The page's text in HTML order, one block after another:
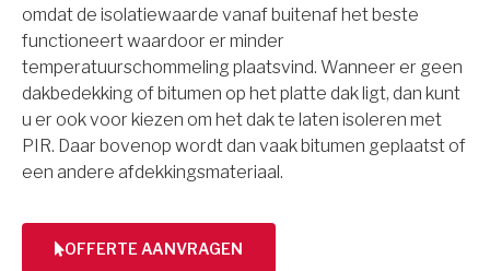
omdat de isolatiewaarde vanaf buitenaf het beste
functioneert waardoor er minder
temperatuurschommeling plaatsvind. Wanneer er geen
dakbedekking of bitumen op het platte dak ligt, dan kunt
u er ook voor kiezen om het dak te laten isoleren met
PIR. Daar bovenop wordt dan vaak bitumen geplaatst of
een andere afdekkingsmateriaal.
OFFERTE AANVRAGEN